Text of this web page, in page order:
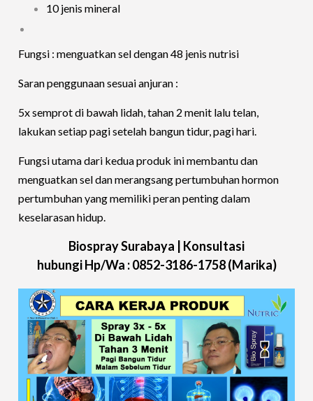
10 jenis mineral
Fungsi : menguatkan sel dengan 48 jenis nutrisi
Saran penggunaan sesuai anjuran :
5x semprot di bawah lidah, tahan 2 menit lalu telan,
lakukan setiap pagi setelah bangun tidur, pagi hari.
Fungsi utama dari kedua produk ini membantu dan
menguatkan sel dan merangsang pertumbuhan hormon
pertumbuhan yang memiliki peran penting dalam
keselarasan hidup.
Biospray Surabaya | Konsultasi
hubungiHp/Wa :0852-3186-1758 (Marika)